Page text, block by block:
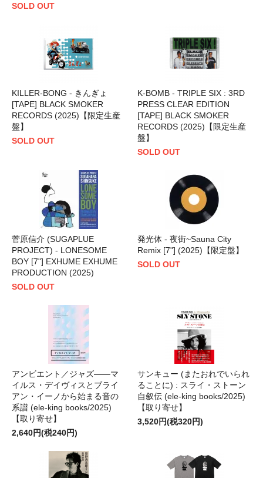
SOLD OUT
KILLER-BONG - きんぎょ
[TAPE] BLACK SMOKER
RECORDS (2025)【限定生産
盤】
SOLD OUT
K-BOMB - TRIPLE SIX : 3RD
PRESS CLEAR EDITION
[TAPE] BLACK SMOKER
RECORDS (2025)【限定生産
盤】
SOLD OUT
菅原信介 (SUGAPLUE
PROJECT) - LONESOME
BOY [7"] EXHUME EXHUME
PRODUCTION (2025)
SOLD OUT
発光体 - 夜街~Sauna City
Remix [7"] (2025)【限定盤】
SOLD OUT
アンビエント／ジャズ――マ
イルス・デイヴィスとブライ
アン・イーノから始まる音の
系譜 (ele-king books/2025)
【取り寄せ】
2,640円(税240円)
サンキュー (またおれでいられ
ることに) : スライ・ストーン
自叙伝 (ele-king books/2025)
【取り寄せ】
3,520円(税320円)